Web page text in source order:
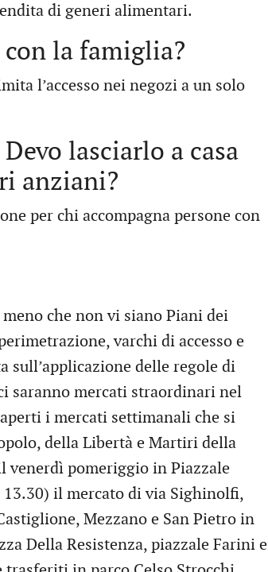
di generi alimentari.
con la famiglia?
l’accesso nei negozi a un solo
lasciarlo a casa
anziani?
per chi accompagna persone con
che non vi siano Piani dei
varchi di accesso e
sull’applicazione delle regole di
saranno mercati straordinari nel
i mercati settimanali che si
della Libertà e Martiri della
venerdì pomeriggio in Piazzale
13.30) il mercato di via Sighinolfi,
Mezzano e San Pietro in
Della Resistenza, piazzale Farini e